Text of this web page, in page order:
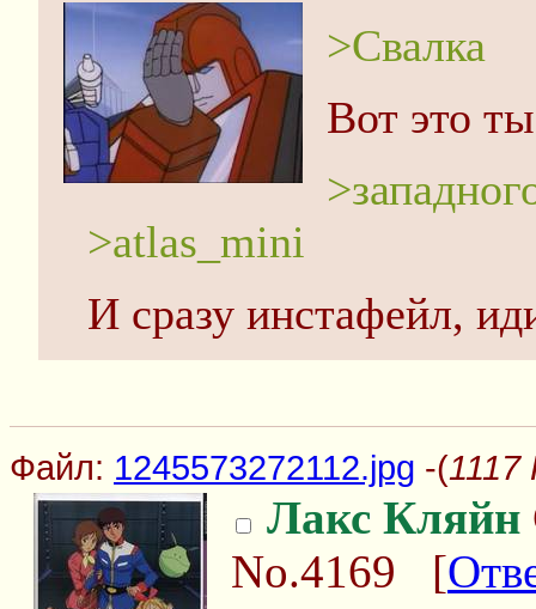
>Свалка
Вот это
>atlas_mini
И сразу инстафейл,
Файл: 1245573272112.jpg -(1117
Лакс Кляйн
No.4169 [